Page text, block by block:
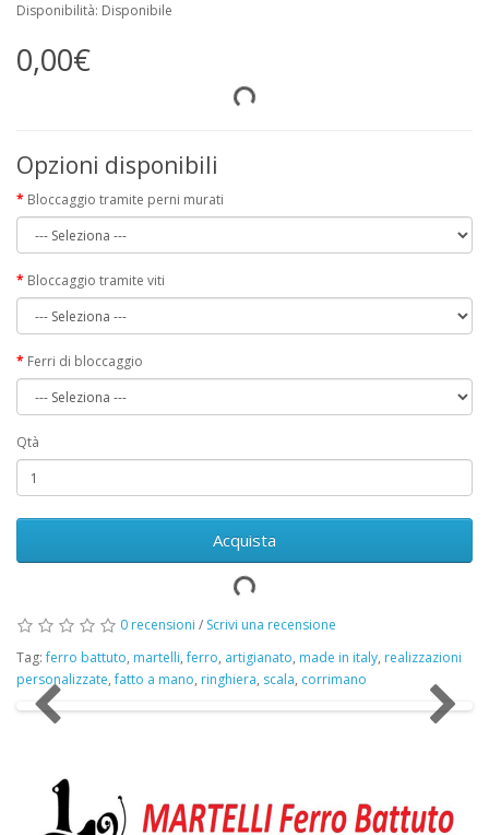
Disponibilità: Disponibile
0,00€
Opzioni disponibili
Bloccaggio tramite perni murati
Bloccaggio tramite viti
Ferri di bloccaggio
Qtà
Acquista
0 recensioni / Scrivi una recensione
Tag:ferro battuto, martelli,ferro, artigianato, made in italy, realizzazioni
personalizzate,fatto a mano, ringhiera, scala, corrimano